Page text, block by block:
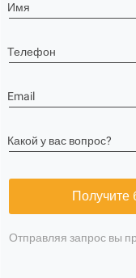
Имя
Телефон
Email
Какой у вас вопрос?
Получите
Отправляя запрос вы